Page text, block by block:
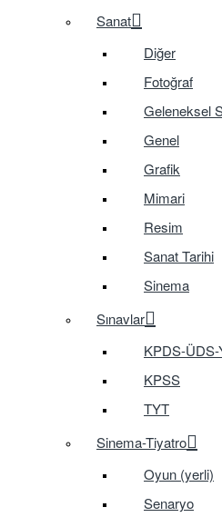
Sanat
Diğer
Fotoğraf
Geleneksel
Genel
Grafik
Mimari
Resim
Sanat Tarihi
Sinema
Sınavlar
KPDS-
KPSS
TYT
Sinema-Tiyatro
Oyun (yerli)
Senaryo